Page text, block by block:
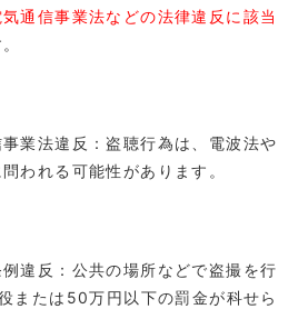
通信事業法などの法律違反に該当
業法違反：盗聴行為は、電波法や
われる可能性があります。
違反：公共の場所などで盗撮を行
または50万円以下の罰金が科せら